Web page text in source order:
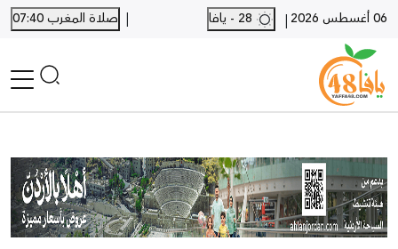
06 أغسطس 2026 |
| صلاة المغرب 07:40
أخبار محلية
أخبار يافا
SHORTS
أخبار اللد والرملة